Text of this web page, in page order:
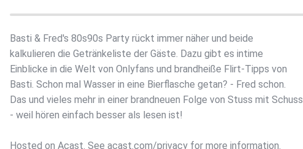
Basti & Fred's 80s90s Party rückt immer näher und beide
kalkulieren die Getränkeliste der Gäste. Dazu gibt es intime
Einblicke in die Welt von Onlyfans und brandheiße Flirt-Tipps von
Basti. Schon mal Wasser in eine Bierflasche getan? - Fred schon.
Das und vieles mehr in einer brandneuen Folge von Stuss mit Schuss
- weil hören einfach besser als lesen ist!
Hosted on Acast. See acast.com/privacy for more information.